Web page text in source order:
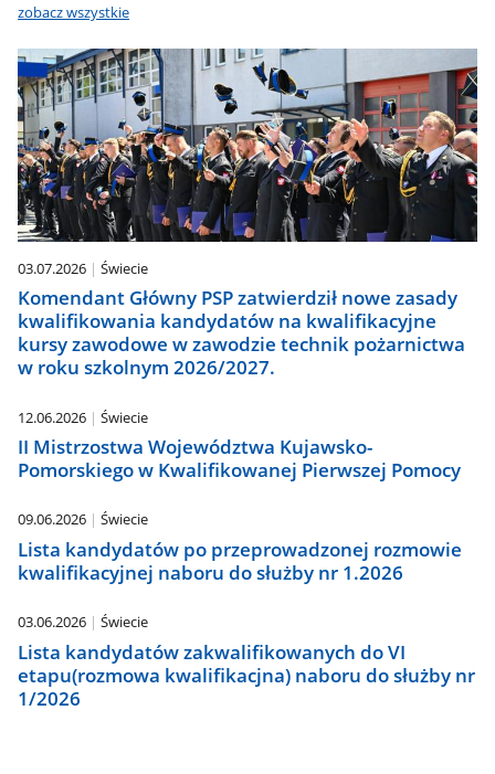
zobacz wszystkie
03.07.2026 Świecie
Komendant Główny PSP zatwierdził nowe zasady
kwalifikowania kandydatów na kwalifikacyjne
kursy zawodowe w zawodzie technik pożarnictwa
w roku szkolnym 2026/2027.
12.06.2026 Świecie
II Mistrzostwa Województwa Kujawsko-
Pomorskiego w Kwalifikowanej Pierwszej Pomocy
09.06.2026 Świecie
Lista kandydatów po przeprowadzonej rozmowie
kwalifikacyjnej naboru do służby nr 1.2026
03.06.2026 Świecie
Lista kandydatów zakwalifikowanych do VI
etapu(rozmowa kwalifikacjna) naboru do służby nr
1/2026